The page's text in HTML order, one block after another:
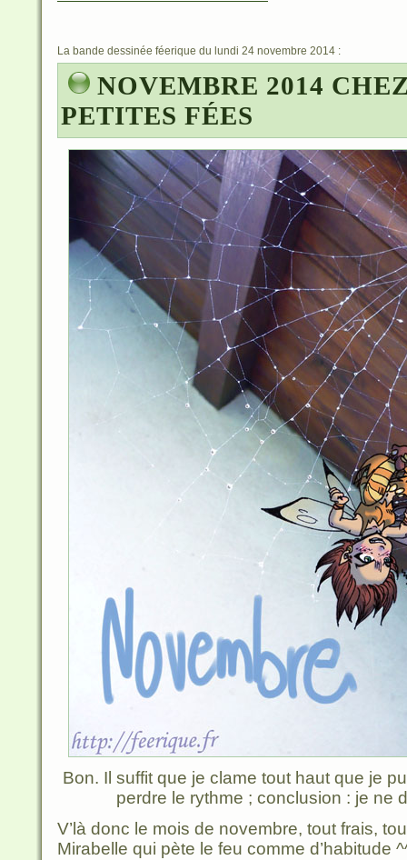
La bande dessinée féerique du lundi 24 novembre 2014 :
NOVEMBRE 2014
PETITES FÉES
Bon. Il suffit que je clame tout haut que je
perdre le rythme ; conclusion : je ne
V’là donc le mois de novembre, tout frais,
Mirabelle qui pète le feu comme d’habitude